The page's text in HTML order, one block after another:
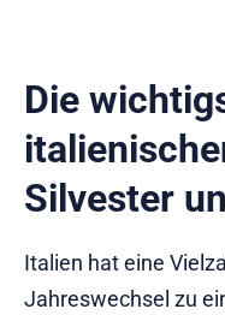
Die
Silvester
Italien hat eine
Jahreswechsel zu